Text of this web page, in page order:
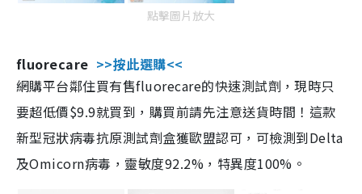
點擊圖片放大
fluorecare >>按此選購<<
網購平台鄰住買有售fluorecare的快速測試劑，現時只
要超低價$9.9就買到，購買前請先注意送貨時間！這款
新型冠狀病毒抗原測試劑盒獲歐盟認可，可檢測到Delta
及Omicorn病毒，靈敏度92.2%，特異度100%。